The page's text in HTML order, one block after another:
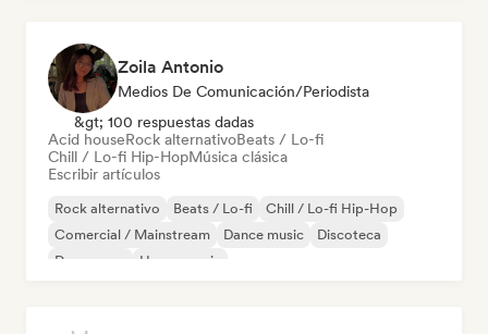
Zoila Antonio
Medios De Comunicación/Periodista
&gt; 100 respuestas dadas
Acid houseRock alternativoBeats / Lo-fi
Chill / Lo-fi Hip-HopMúsica clásica
Escribir artículos
Rock alternativo Beats / Lo-fi
Chill / Lo-fi Hip-Hop
Comercial / Mainstream
Dance music
Discoteca
Dream pop
House music